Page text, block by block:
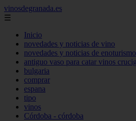
vinosdegranada.es
☰
Inicio
novedades y noticias de vino
novedades y noticias de enoturismo
antiguo vaso para catar vinos
bulgaria
comprar
espana
tipo
vinos
Córdoba - córdoba